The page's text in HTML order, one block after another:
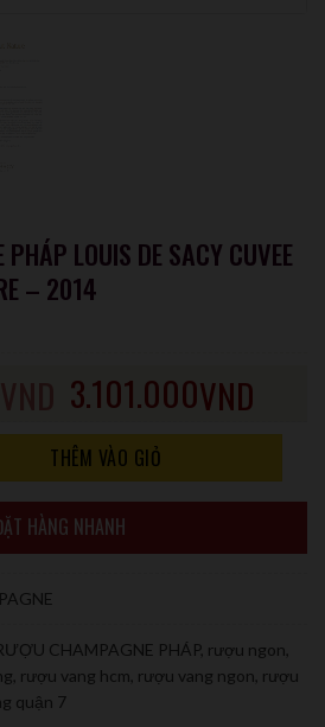
LOUIS DE SACY CUVEE
– 2014
3.101.000VND
THÊM VÀO GIỎ
HÀNG NHANH
CHAMPAGNE PHÁP, rượu ngon
rượu vang hcm rượu vang ngon rượu
quận 7